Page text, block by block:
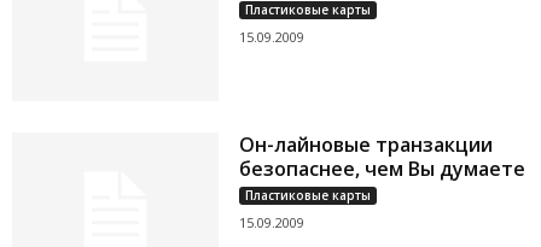
Пластиковые карты
15.09.2009
Он-лайновые транзакции
безопаснее, чем Вы думаете
Пластиковые карты
15.09.2009